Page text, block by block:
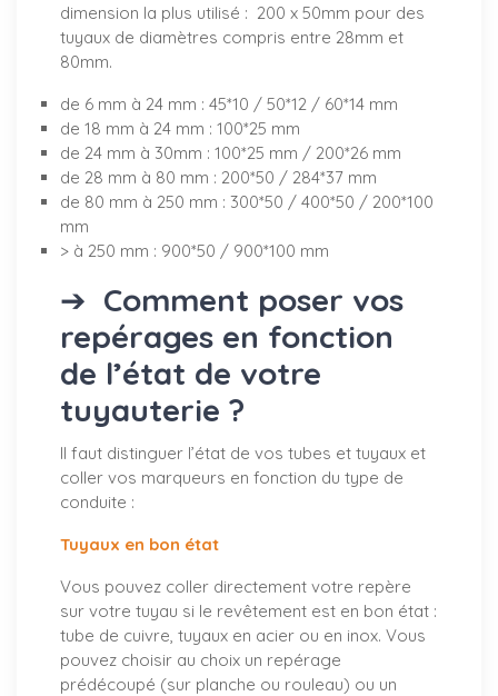
dimension la plus utilisé : 200 x 50mm pour des
tuyaux de diamètres compris entre 28mm et
80mm.
de 6 mm à 24 mm : 45*10 / 50*12 / 60*14 mm
de 18 mm à 24 mm : 100*25 mm
de 24 mm à 30mm : 100*25 mm / 200*26 mm
de 28 mm à 80 mm : 200*50 / 284*37 mm
de 80 mm à 250 mm : 300*50 / 400*50 / 200*100
mm
> à 250 mm : 900*50 / 900*100 mm
➔ Comment poser vos
repérages en fonction
de l’état de votre
tuyauterie ?
Il faut distinguer l’état de vos tubes et tuyaux et
coller vos marqueurs en fonction du type de
conduite :
Tuyaux en bon état
Vous pouvez coller directement votre repère
sur votre tuyau si le revêtement est en bon état :
tube de cuivre, tuyaux en acier ou en inox. Vous
pouvez choisir au choix un repérage
prédécoupé (sur planche ou rouleau) ou un